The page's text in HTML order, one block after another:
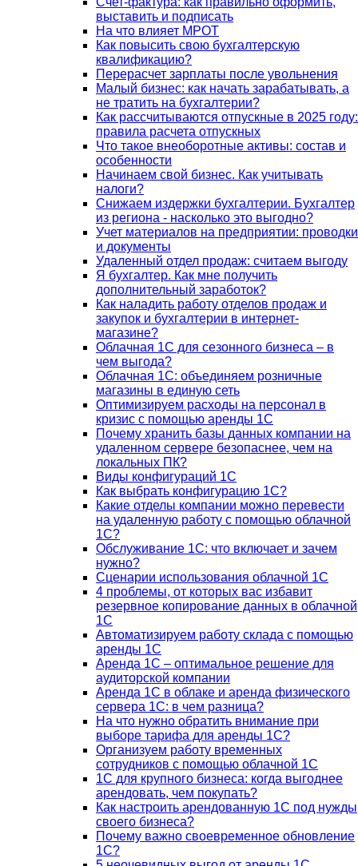
выставить и подписать
На что влияет МРОТ
Как повысить свою бухгалтерскую
квалификацию?
Перерасчет зарплаты после увольнения
Малый бизнес: как начать зарабатывать, а
не тратить на бухгалтерии?
Как рассчитываются отпускные в 2025 году:
правила расчета отпускных
Что такое внеоборотные активы: состав и
особенности
Начинаем свой бизнес. Как учитывать
налоги?
Снижаем издержки бухгалтерии. Бухгалтер
из региона - насколько это выгодно?
Учет материалов на предприятии: проводки
и документы
Удаленный отдел продаж: считаем выгоду
Я бухгалтер. Как мне получить
дополнительный заработок?
Как наладить работу отделов продаж и
закупок и бухгалтерии в интернет-
магазине?
Облачная 1С для сезонного бизнеса – в
чем выгода?
Облачная 1С: объединяем розничные
магазины в единую сеть
Оптимизируем расходы на персонал в
кризис с помощью аренды 1С
Почему хранить базы данных компании на
удаленном сервере безопаснее, чем на
локальных ПК?
Виды конфигураций 1С
Как выбрать конфигурацию 1С?
Какие отделы компании можно перевести
на удаленную работу с помощью облачной
1С?
Обслуживание 1С: что включает и зачем
нужно?
Сценарии использования облачной 1С
4 проблемы, от которых вас избавит
резервное копирование данных в облачной
1С
Автоматизируем работу склада с помощью
аренды 1С
Аренда 1С – оптимальное решение для
аудиторской компании
Аренда 1С в облаке и аренда физического
сервера 1С: в чем разница?
На что нужно обратить внимание при
выборе тарифа для аренды 1С?
Организуем работу временных
сотрудников с помощью облачной 1С
1С для крупного бизнеса: когда выгоднее
арендовать, чем покупать?
Как настроить арендованную 1С под нужды
своего бизнеса?
Почему важно своевременное обновление
1С?